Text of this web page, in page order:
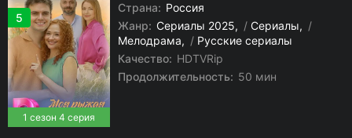
5
1 сезон 4 серия
Страна: Россия
Жанр: Сериалы 2025 / Сериалы
/
Мелодрама
/ Русские сериалы
Качество: HDTVRip
Продолжительность: 50 мин